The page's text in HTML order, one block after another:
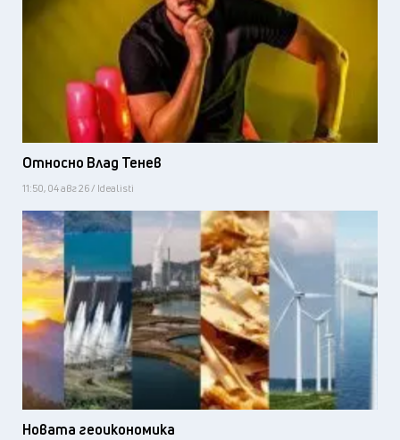
Относно Влад Тенев
11:50, 04 авг 26 / Idealisti
Новата геоикономика